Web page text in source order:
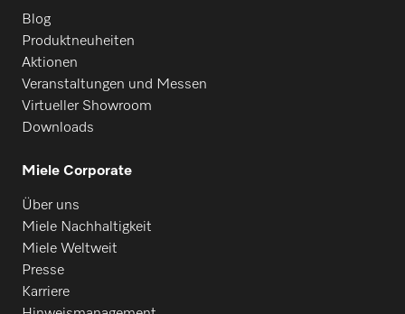
Blog
Produktneuheiten
Aktionen
Veranstaltungen und Messen
Virtueller Showroom
Downloads
Miele Corporate
Über uns
Miele Nachhaltigkeit
Miele Weltweit
Presse
Karriere